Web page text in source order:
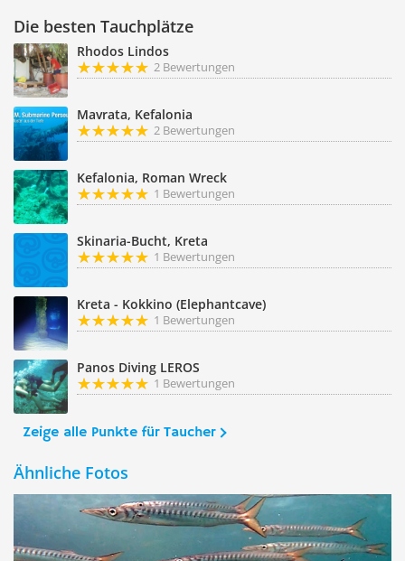
Die besten Tauchplätze
Rhodos Lindos
2 Bewertungen
Mavrata, Kefalonia
2 Bewertungen
Kefalonia, Roman Wreck
1 Bewertungen
Skinaria-Bucht, Kreta
1 Bewertungen
Kreta - Kokkino (Elephantcave)
1 Bewertungen
Panos Diving LEROS
1 Bewertungen
Zeige alle Punkte für Taucher
Ähnliche Fotos